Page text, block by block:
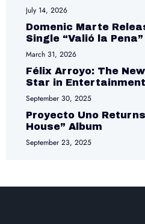
July 14, 2026
Domenic Marte
Single “Valió la Pena”
March 31, 2026
Félix Arroyo: The
Star in Entertainment
September 30, 2025
Proyecto Uno
House” Album
September 23, 2025